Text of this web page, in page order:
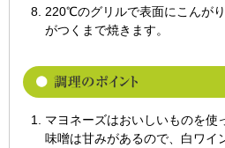
220℃のグリルで表面にこんが
がつくまで焼きます。
マヨネーズはおいしいものを使
味噌は甘みがあるので、白ワイ